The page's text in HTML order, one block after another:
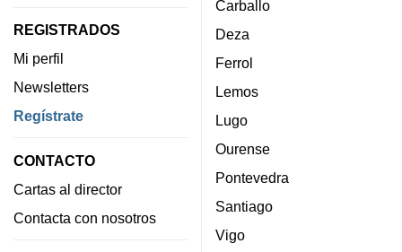
REGISTRADOS
Mi perfil
Newsletters
Regístrate
CONTACTO
Cartas al director
Contacta con nosotros
Carballo
Deza
Ferrol
Lemos
Lugo
Ourense
Pontevedra
Santiago
Vigo